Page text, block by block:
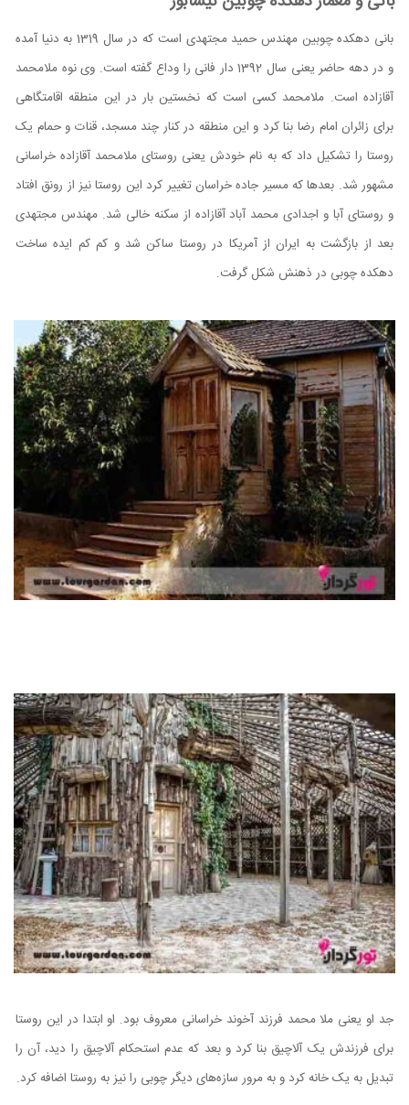
بانی دهکده چوبین مهندس حمید مجتهدی است که در سال 1319 به دنیا آمده
و در دهه حاضر یعنی سال 1392 دار فانی را وداع گفته است. وی نوه ملامحمد
آقازاده است. ملامحمد کسی است که نخستین بار در این منطقه اقامتگاهی
برای زائران امام رضا بنا کرد و این منطقه در کنار چند مسجد، قنات و حمام یک
روستا را تشکیل داد که به نام خودش یعنی روستای ملامحمد آقازاده خراسانی
مشهور شد. بعدها که مسیر جاده خراسان تغییر کرد این روستا نیز از رونق افتاد
و روستای آبا و اجدادی محمد آباد آقازاده از سکنه خالی شد. مهندس مجتهدی
بعد از بازگشت به ایران از آمریکا در روستا ساکن شد و کم کم ایده ساخت
دهکده چوبی در ذهنش شکل گرفت.
جد او یعنی ملا محمد فرزند آخوند خراسانی معروف بود. او ابتدا در این روستا
برای فرزندش یک آلاچیق بنا کرد و بعد که عدم استحکام آلاچیق را دید، آن را
تبدیل به یک خانه کرد و به مرور سازه‌های دیگر چوبی را نیز به روستا اضافه کرد.